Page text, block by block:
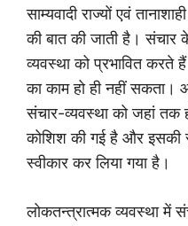
साम्यवादी राज्यों एवं
की बात की जाती है। संचार
व्यवस्था को प्रभावित करते
का काम हो ही नहीं
संचार-व्यवस्था को जहां तक
कोशिश की गई है और इसकी
स्वीकार कर लिया गया है।
लोकतन्त्रात्मक व्यवस्था में